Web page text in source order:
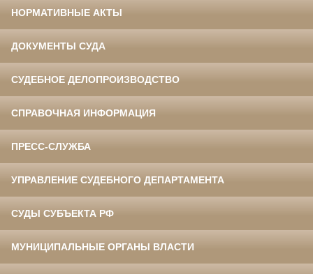
НОРМАТИВНЫЕ АКТЫ
ДОКУМЕНТЫ СУДА
СУДЕБНОЕ ДЕЛОПРОИЗВОДСТВО
СПРАВОЧНАЯ ИНФОРМАЦИЯ
ПРЕСС-СЛУЖБА
УПРАВЛЕНИЕ СУДЕБНОГО ДЕПАРТАМЕНТА
СУДЫ СУБЪЕКТА РФ
МУНИЦИПАЛЬНЫЕ ОРГАНЫ ВЛАСТИ